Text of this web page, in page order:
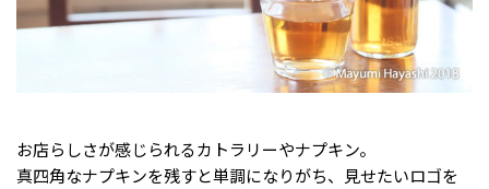
お店らしさが感じられるカトラリーやナプキン。
真四角なナプキンを残すと単調になりがち、見せたいロゴを